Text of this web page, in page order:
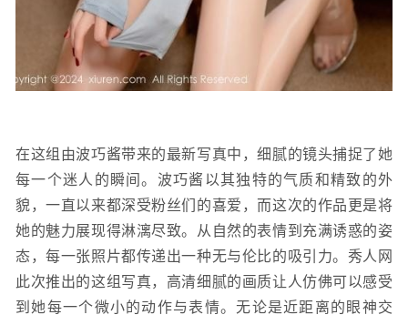
在这组由波巧酱带来的最新写真中，细腻的镜头捕捉了她
每一个迷人的瞬间。波巧酱以其独特的气质和精致的外
貌，一直以来都深受粉丝们的喜爱，而这次的作品更是将
她的魅力展现得淋漓尽致。从自然的表情到充满诱惑的姿
态，每一张照片都传递出一种无与伦比的吸引力。秀人网
此次推出的这组写真，高清细腻的画质让人仿佛可以感受
到她每一个微小的动作与表情。无论是近距离的眼神交